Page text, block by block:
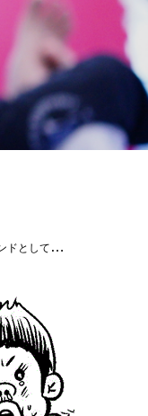
パラエストラ千葉#RIZIN28